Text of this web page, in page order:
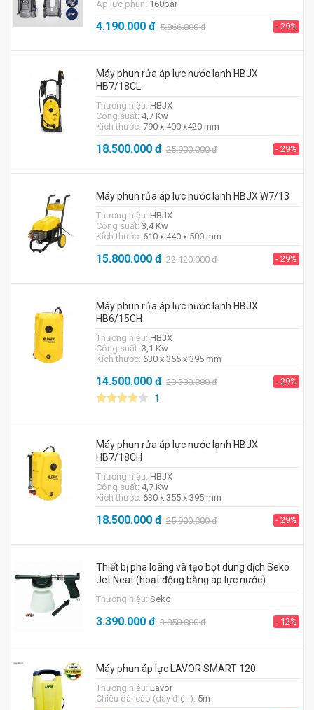
Áp lực phun: 160bar
4.190.000đ 5.866.000đ - 29%
Máy phun rửa áp lực nước lạnh HBJX
HB7/18CL
Thương hiệu: HBJX
Công suất: 4,7 Kw
Kích thước: 790 x 400 x420 mm
18.500.000đ 25.900.000đ - 29%
Máy phun rửa áp lực nước lạnh HBJX W7/13
Thương hiệu: HBJX
Công suất: 3,4 Kw
Kích thước: 610 x 440 x 500 mm
15.800.000đ 22.120.000đ - 29%
Máy phun rửa áp lực nước lạnh HBJX
HB6/15CH
Thương hiệu: HBJX
Công suất: 3,1 Kw
Kích thước: 630 x 355 x 395 mm
14.500.000đ 20.300.000đ - 29%
1
Máy phun rửa áp lực nước lạnh HBJX
HB7/18CH
Thương hiệu: HBJX
Công suất: 4,7 Kw
Kích thước: 630 x 355 x 395 mm
18.500.000đ 25.900.000đ - 29%
Thiết bị pha loãng và tạo bọt dung dịch Seko
Jet Neat (hoạt động bằng áp lực nước)
Thương hiệu: Seko
3.390.000đ 3.850.000đ - 12%
Máy phun áp lực LAVOR SMART 120
Thương hiệu: Lavor
Chiều dài cáp (dây điện): 5m